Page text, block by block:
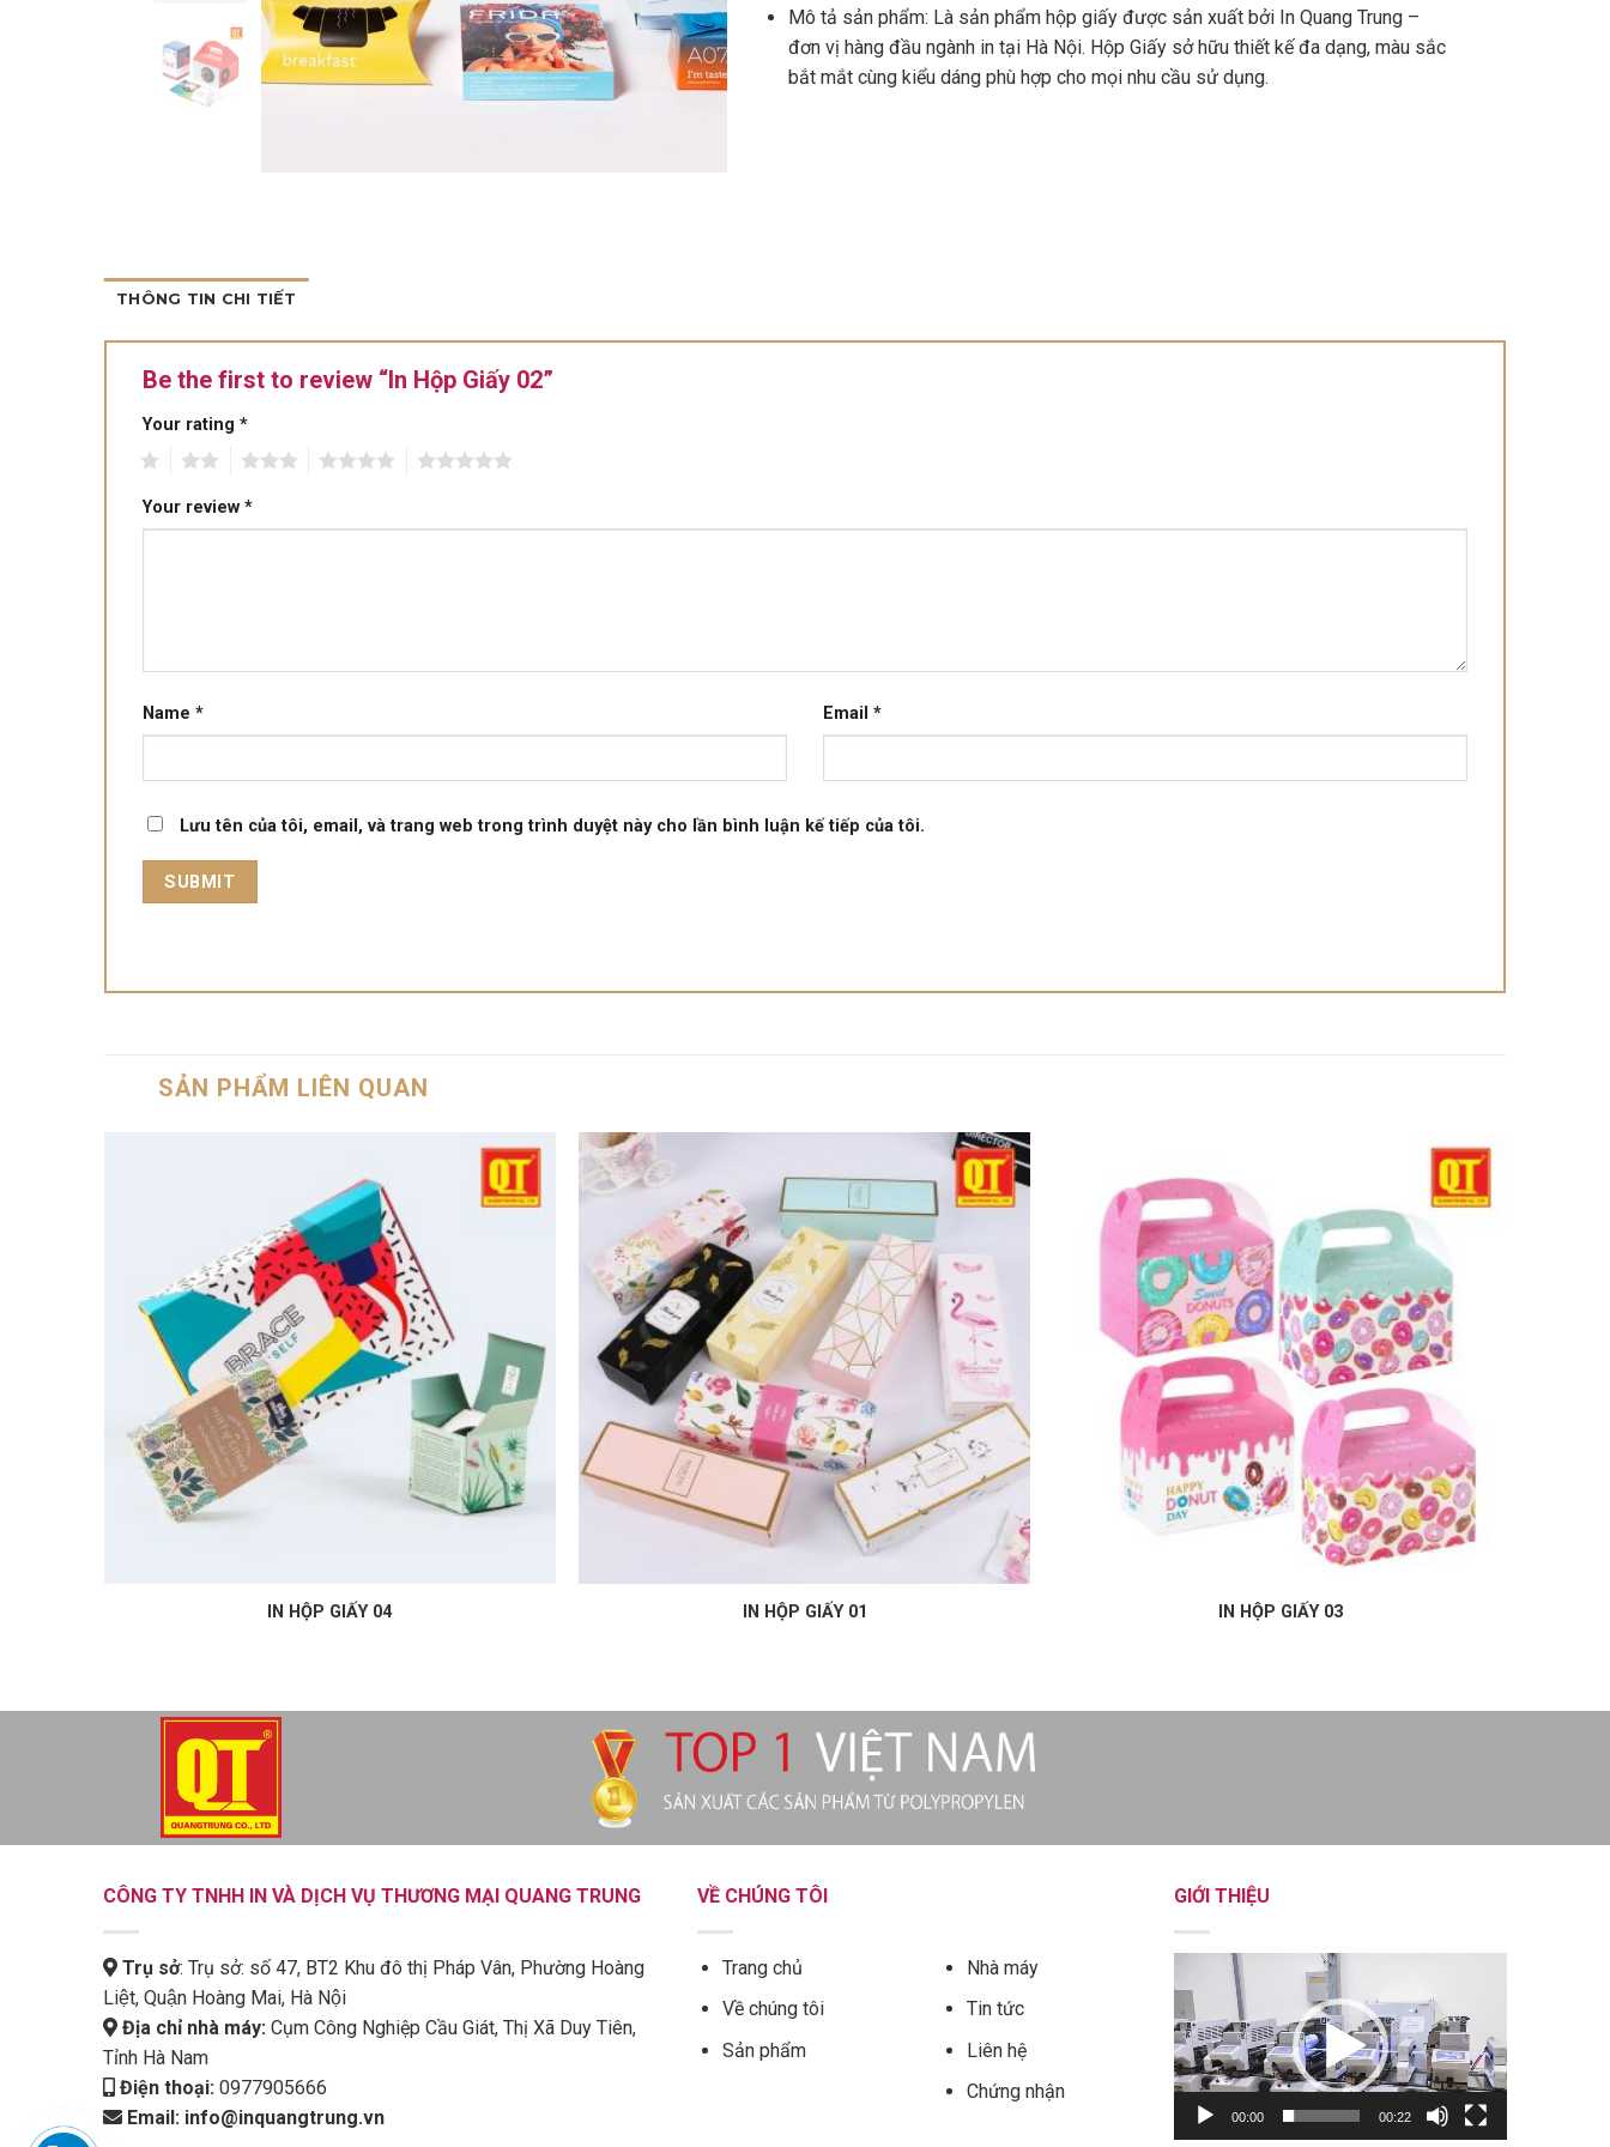
Mô tả sản phẩm: Là sản phẩm hộp giấy được sản xuất bởi In Quang Trung –
đơn vị hàng đầu ngành in tại Hà Nội. Hộp Giấy sở hữu thiết kế đa dạng, màu sắc
bắt mắt cùng kiểu dáng phù hợp cho mọi nhu cầu sử dụng.
THÔNG TIN CHI TIẾT
Be the first to review “In Hộp Giấy 02”
Your rating *
Your review *
Name * Email *
Lưu tên của tôi, email, và trang web trong trình duyệt này cho lần bình luận kế tiếp của tôi.
SẢN PHẨM LIÊN QUAN
IN HỘP GIẤY 04 IN HỘP GIẤY 01 IN HỘP GIẤY 03
CÔNG TY TNHH IN VÀ DỊCH VỤ THƯƠNG MẠI QUANG TRUNG
Trụ sở: Trụ sở: số 47, BT2 Khu đô thị Pháp Vân, Phường Hoàng
Liệt, Quận Hoàng Mai, Hà Nội
Địa chỉ nhà máy: Cụm Công Nghiệp Cầu Giát, Thị Xã Duy Tiên,
Tỉnh Hà Nam
Điện thoại: 0977905666
Email: info@inquangtrung.vn
VỀ CHÚNG TÔI
Trang chủ
Về chúng tôi
Sản phẩm
Nhà máy
Tin tức
Liên hệ
Chứng nhận
GIỚI THIỆU
chơi
Video
00:00 00:22